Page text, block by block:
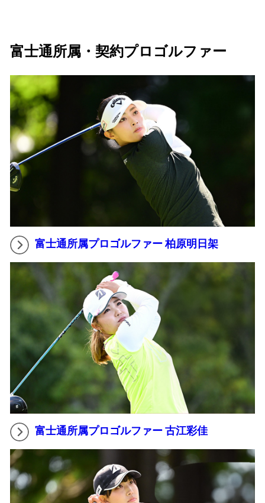
富士通所属・契約プロゴルファー
富士通所属プロゴルファー 柏原明日架
富士通所属プロゴルファー 古江彩佳